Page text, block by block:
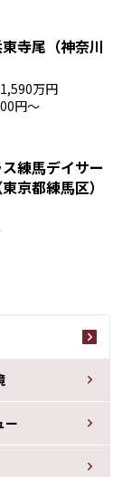
ー
寺尾（神奈川
万円
円〜
練馬デイサー
京都練馬区）